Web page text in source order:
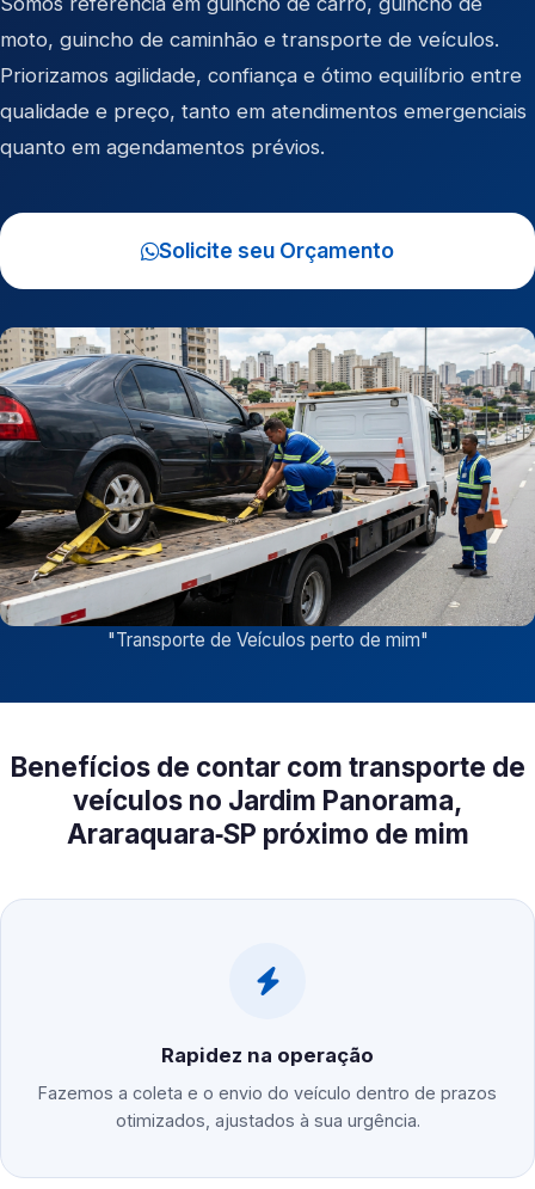
moto, guincho de caminhão e transporte de veículos.
Priorizamos agilidade, confiança e ótimo equilíbrio entre
qualidade e preço, tanto em atendimentos emergenciais
quanto em agendamentos prévios.
Solicite seu Orçamento
"Transporte de Veículos perto de mim"
Benefícios de contar com transporte de
veículos no Jardim Panorama,
Araraquara‑SP próximo de mim
Rapidez na operação
Fazemos a coleta e o envio do veículo dentro de prazos
otimizados, ajustados à sua urgência.